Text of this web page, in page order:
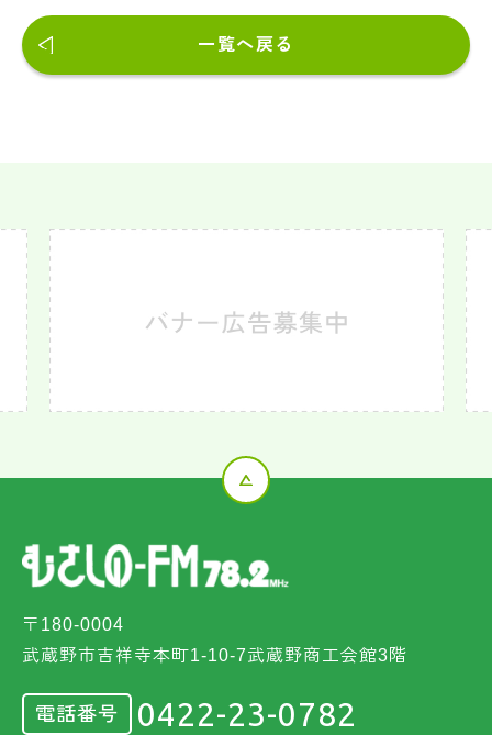
一覧へ戻る
〒180-0004
武蔵野市吉祥寺本町1-10-7武蔵野商工会館3階
電話番号 0422-23-0782